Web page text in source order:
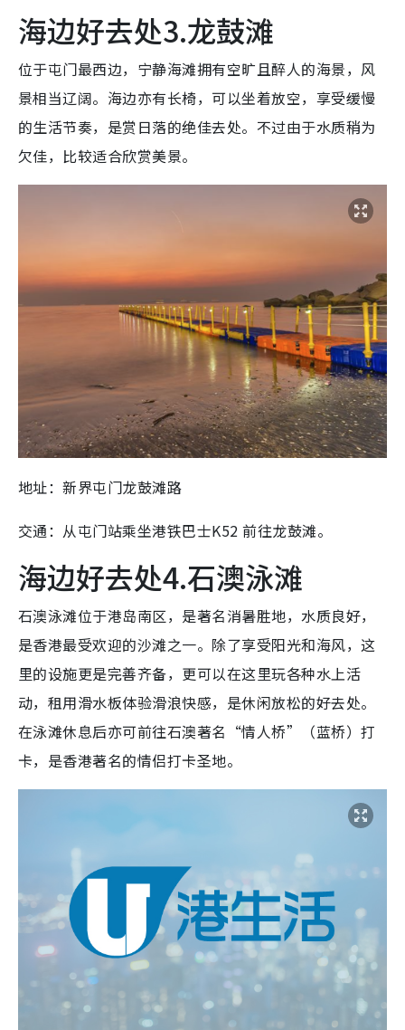
海边好去处3.龙鼓滩
位于屯门最西边，宁静海滩拥有空旷且醉人的海景，风
景相当辽阔。海边亦有长椅，可以坐着放空，享受缓慢
的生活节奏，是赏日落的绝佳去处。不过由于水质稍为
欠佳，比较适合欣赏美景。
地址：新界屯门龙鼓滩路
交通： 从屯门站乘坐港铁巴士K52 前往龙鼓滩。
海边好去处4.石澳泳滩
石澳泳滩位于港岛南区，是著名消暑胜地，水质良好，
是香港最受欢迎的沙滩之一。除了享受阳光和海风，这
里的设施更是完善齐备，更可以在这里玩各种水上活
动，租用滑水板体验滑浪快感，是休闲放松的好去处。
在泳滩休息后亦可前往石澳著名“情人桥”（蓝桥）打
卡，是香港著名的情侣打卡圣地。